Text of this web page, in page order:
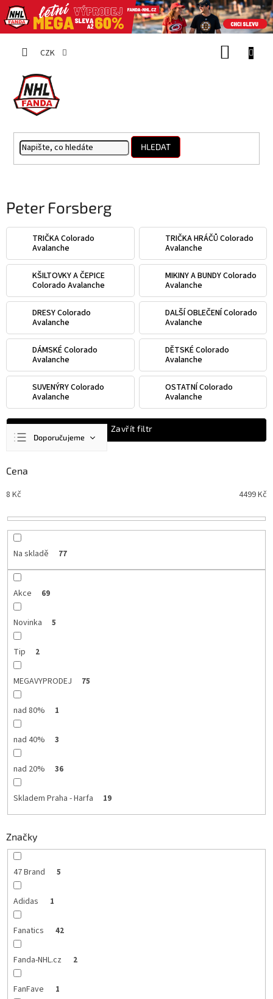
CZK
HLEDAT
Peter Forsberg
TRIČKA Colorado
Avalanche
TRIČKA HRÁČŮ Colorado
Avalanche
KŠILTOVKY A ČEPICE
Colorado Avalanche
MIKINY A BUNDY Colorado
Avalanche
DRESY Colorado
Avalanche
DALŠÍ OBLEČENÍ Colorado
Avalanche
DÁMSKÉ Colorado
Avalanche
DĚTSKÉ Colorado
Avalanche
SUVENÝRY Colorado
Avalanche
OSTATNÍ Colorado
Avalanche
e
í
r
Doporučujeme
Abecedně
Zavřít filtr
Cena
8 Kč 4499Kč
Na skladě 77
Akce 69
Novinka 5
Tip 2
MEGAVYPRODEJ 75
nad 80% 1
nad 40% 3
nad 20% 36
Skladem Praha - Harfa 19
Značky
47 Brand 5
Adidas 1
Fanatics 42
Fanda-NHL.cz 2
FanFave 1